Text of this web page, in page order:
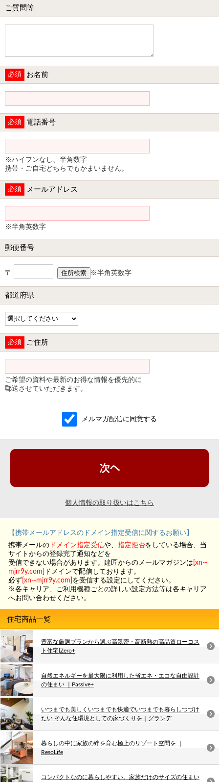
ご質問等
必須 お名前
必須 電話番号
※ハイフンなし、半角数字
携帯・ご自宅どちらでもかまいません。
必須 メールアドレス
※半角英数字
郵便番号
〒 ※半角英数字
都道府県
必須 ご住所
ご希望の資料や最新のお得な情報を優先的に
郵送させていただきます。
メルマガ配信に同意する
個人情報の取り扱いはこちら
【携帯メールアドレスのドメイン指定受信に関するお願い】
携帯メールのドメイン指定受信や、 指定拒否をしている場合、当
サイトからの登録完了通知などを
受信できない場合があります。建匠からのメールマガジンは [xn--
mjrr9y.com]
ドメインで配信しております。
必ず[xn--mjrr9y.com] を受信する設定にしてください。
※各キャリア、ご利用機種ごとの詳しい設定方法等は各キャリア
へお問い合わせください。
住宅商品一覧
豊富な厳選プランから選ぶ高気密・高断熱の高品質ローコス
ト住宅|Zero+
自然エネルギーを最大限に利用した省エネ・エコな自由設計
の住まい ｜Passive+
いつまでも美しくいつまでも快適でいつまでも暮らしつづけ
たい そんな住環境としての家づくりを｜グランデ
暮らしの中に家族の絆を育む極上のリゾート空間を ｜
ResoLife
コンパクトなのに暮らしやすい。家族だけのサイズの住まい